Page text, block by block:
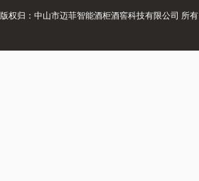
版权归：中山市迈菲智能酒柜酒窖科技有限公司 所有